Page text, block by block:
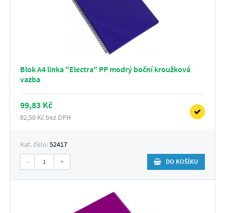
Blok A4 linka "Electra" PP modrý boční kroužková
vazba
99,83 Kč
82,50 Kč bez DPH
Kat. číslo:52417
- + DO KOŠÍKU